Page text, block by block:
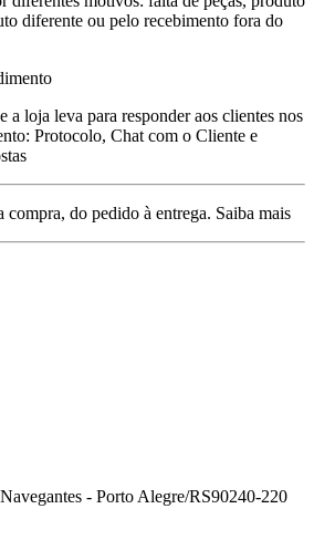
diferente ou pelo recebimento fora do
a loja leva para responder aos clientes nos
Protocolo, Chat com o Cliente e
compra, do pedido à entrega. Saiba mais
Navegantes - Porto Alegre/RS90240-220